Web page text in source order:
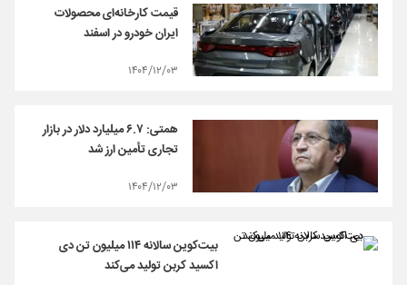
قیمت کارخانه‌ای محصولات
ایران خودرو در اسفند
۱۴۰۴/۱۲/۰۳
همتی: ۶.۷ میلیارد دلار در بازار
تجاری تأمین ارز شد
۱۴۰۴/۱۲/۰۳
بیت‌کوین سالانه ۱۱۴ میلیون تن دی
اکسید کربن تولید می‌کند